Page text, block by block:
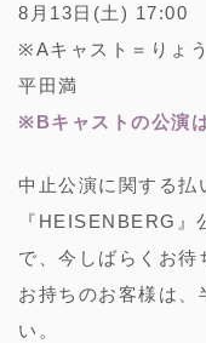
8月13日(土) 17:00
※Aキャスト＝りょ
平田満
※Bキャストの公演
中止公演に関する払
『HEISENBERG』
で、今しばらくお待
お持ちのお客様は、
い。